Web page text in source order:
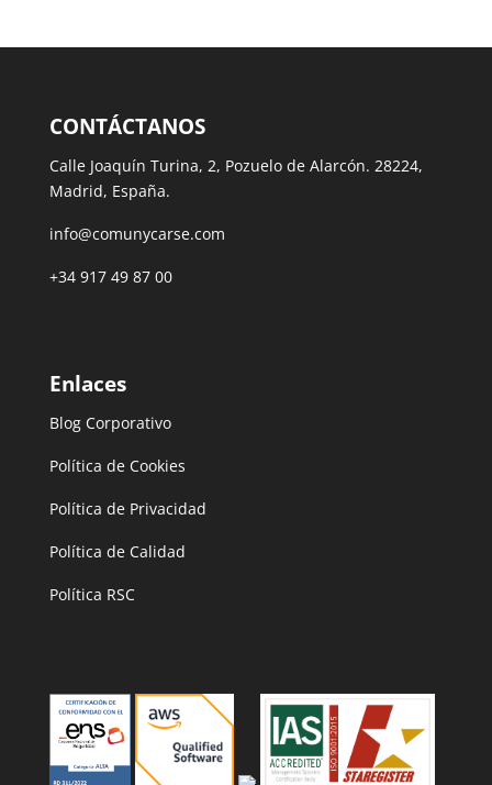
CONTÁCTANOS
Calle Joaquín Turina, 2, Pozuelo de Alarcón. 28224,
Madrid, España.
info@comunycarse.com
+34 917 49 87 00
Enlaces
Blog Corporativo
Política de Cookies
Política de Privacidad
Política de Calidad
Política RSC